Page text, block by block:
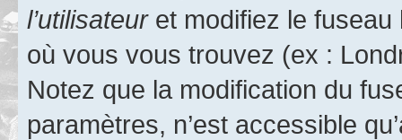
l’utilisateuret modifiez le fuseau
où vous vous trouvez (ex :
Notez que la modification du
paramètres, n’est accessible